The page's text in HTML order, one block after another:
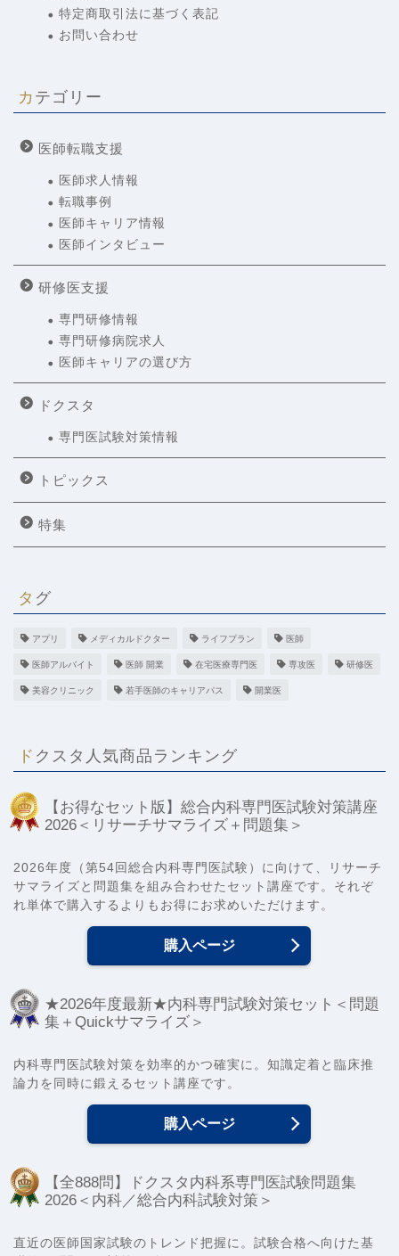
特定商取引法に基づく表記
お問い合わせ
カテゴリー
医師転職支援
医師求人情報
転職事例
医師キャリア情報
医師インタビュー
研修医支援
専門研修情報
専門研修病院求人
医師キャリアの選び方
ドクスタ
専門医試験対策情報
トピックス
特集
タグ
アプリ メディカルドクター ライフプラン 医師
医師アルバイト 医師 開業 在宅医療専門医 専攻医 研修医
美容クリニック 若手医師のキャリアパス 開業医
ドクスタ人気商品ランキング
【お得なセット版】総合内科専門医試験対策講座
2026＜リサーチサマライズ＋問題集＞
2026年度（第54回総合内科専門医試験）に向けて、リサーチ
サマライズと問題集を組み合わせたセット講座です。それぞ
れ単体で購入するよりもお得にお求めいただけます。
購入ページ
★2026年度最新★内科専門試験対策セット＜問題
集＋Quickサマライズ＞
内科専門医試験対策を効率的かつ確実に。知識定着と臨床推
論力を同時に鍛えるセット講座です。
購入ページ
【全888問】ドクスタ内科系専門医試験問題集
2026＜内科／総合内科試験対策＞
直近の医師国家試験のトレンド把握に。試験合格へ向けた基